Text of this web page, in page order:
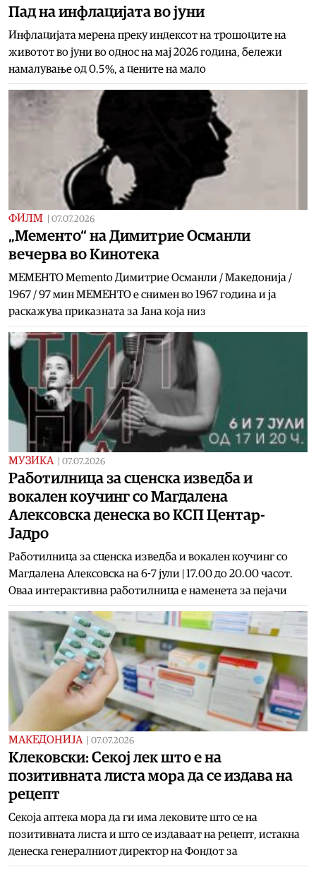
Пад на инфлацијата во јуни
Инфлацијата мерена преку индексот на трошоците на
животот во јуни во однос на мај 2026 година, бележи
намалување од 0.5 %, а цените на мало
ФИЛМ 07.07.2026
„Мементо“ на Димитрие Османли
вечерва во Кинотека
МЕМЕНТО Memento Димитрие Османли / Македонија /
1967 / 97 мин МЕМЕНТО е снимен во 1967 година и ја
раскажува приказната за Јана која низ
МУЗИКА 07.07.2026
Работилница за сценска изведба и
вокален коучинг со Магдалена
Алексовска денеска во КСП Центар-
Јадро
Работилница за сценска изведба и вокален коучинг со
Магдалена Алексовска на 6-7 јули | 17.00 до 20.00 часот.
Оваа интерактивна работилница е наменета за пејачи
МАКЕДОНИЈА 07.07.2026
Клековски: Секој лек што е на
позитивната листа мора да се издава на
рецепт
Секоја аптека мора да ги има лековите што се на
позитивната листа и што се издаваат на рецепт, истакна
денеска генералниот директор на Фондот за